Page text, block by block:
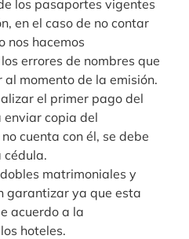
los pasaportes vigentes
en el caso de no contar
nos hacemos
errores de nombres que
al momento de la emisión.
el primer pago del
copia del
cuenta con él, se debe
cédula.
matrimoniales y
garantizar ya que esta
acuerdo a la
hoteles.